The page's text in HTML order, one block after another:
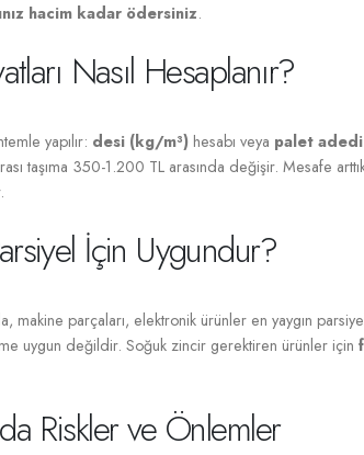
hacim kadar ödersiniz.
Nasıl Hesaplanır?
yapılır: desi (kg/m³) hesabı veya palet adedi
taşıma 350-1.200 TL arasında değişir. Mesafe
İçin Uygundur?
makine parçaları, elektronik ürünler en yaygın
uygun değildir. Soğuk zincir gerektiren ürünler için
Riskler ve Önlemler